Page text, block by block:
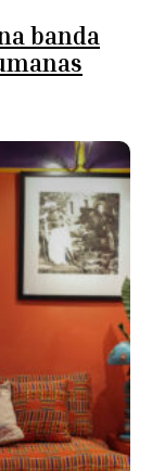
banda